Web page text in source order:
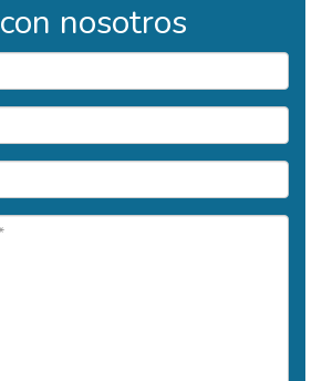
nosotros